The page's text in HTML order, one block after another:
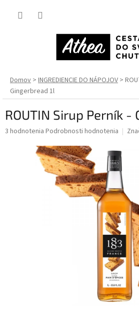
Domov INGREDIENCIE DO NÁPOJOV
Gingerbread 1l
ROUTIN Sirup Perník -
Priemerné
3 hodnotenia Podrobnosti hodnotenia